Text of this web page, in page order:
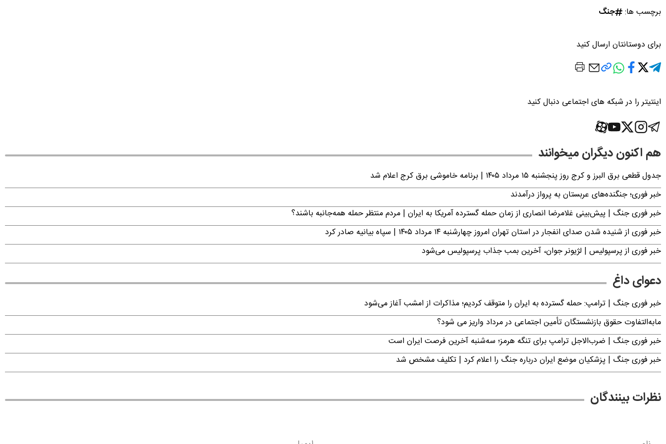
برچسب ها: جنگ
برای دوستانتان ارسال کنید
اینتیتر را در شبکه های اجتماعی دنبال کنید
هم اکنون دیگران میخوانند
جدول قطعی برق البرز و کرج روز پنجشنبه ۱۵ مرداد ۱۴۰۵ | برنامه خاموشی برق کرج اعلام شد
خبر فوری؛ جنگنده‌های عربستان به پرواز درآمدند
خبر فوری جنگ | پیش‌بینی غلامرضا انصاری از زمان حمله گسترده آمریکا به ایران | مردم منتظر حمله همه‌جانبه باشند؟
خبر فوری از شنیده شدن صدای انفجار در استان تهران امروز چهارشنبه ۱۴ مرداد ۱۴۰۵ | سپاه بیانیه صادر کرد
خبر فوری از پرسپولیس | لژیونر جوان، آخرین بمب جذاب پرسپولیس می‌شود
دعوای داغ
خبر فوری جنگ | ترامپ: حمله گسترده به ایران را متوقف کردیم؛ مذاکرات از امشب آغاز می‌شود
مابه‌التفاوت حقوق بازنشستگان تأمین اجتماعی در مرداد واریز می شود؟
خبر فوری جنگ | ضرب‌الاجل ترامپ برای تنگه هرمز؛ سه‌شنبه آخرین فرصت ایران است
خبر فوری جنگ | پزشکیان موضع ایران درباره جنگ را اعلام کرد | تکلیف مشخص شد
نظرات بینندگان